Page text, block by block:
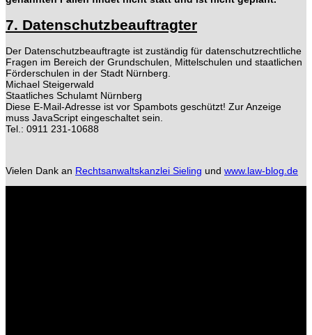
7. Datenschutzbeauftragter
Der Datenschutzbeauftragte ist zuständig für datenschutzrechtliche
Fragen im Bereich der Grundschulen, Mittelschulen und staatlichen
Förderschulen in der Stadt Nürnberg.
Michael Steigerwald
Staatliches Schulamt Nürnberg
Diese E-Mail-Adresse ist vor Spambots geschützt! Zur Anzeige
muss JavaScript eingeschaltet sein.
Tel.: 0911 231-10688
Vielen Dank an Rechtsanwaltskanzlei Sieling und www.law-blog.de